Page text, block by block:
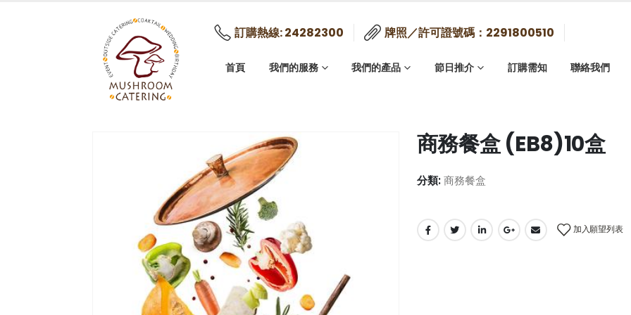
訂購熱線: 24282300 牌照／許可證號碼：2291800510
首頁 我們的服務 我們的產品 節日推介 訂購需知 聯絡我們
商務餐盒 (EB8)10盒
分類:商務餐盒
加入願望列表